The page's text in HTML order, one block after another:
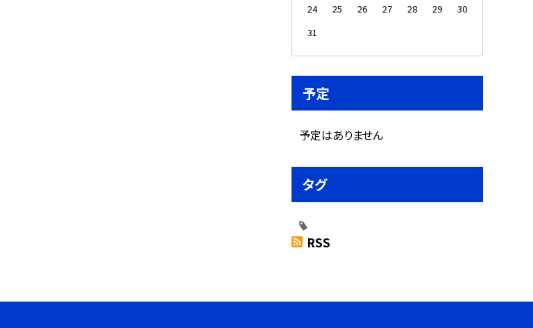
24
25 26 27 28 29
30
31
予定
予定はありません
タグ
RSS